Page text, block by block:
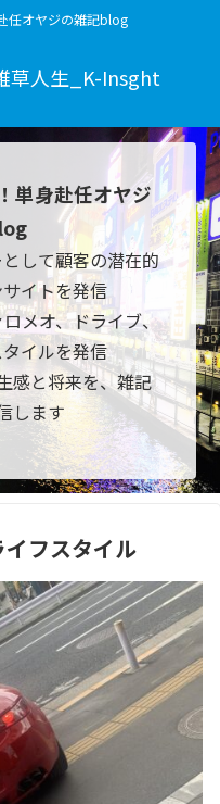
任オヤジの雑記blog
草人生_K-Insght
単身赴任オヤジ
して顧客の潜在的
イトを発信
メオ、ドライブ、
イルを発信
感と将来を、雑記
します
フスタイル